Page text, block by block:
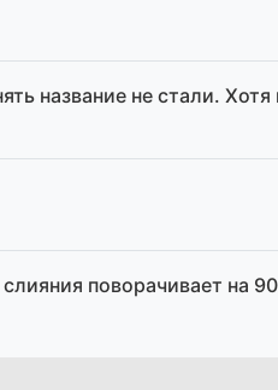
название не стали.
поворачивает на